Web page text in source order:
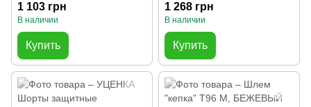
1 103 грн
В наличии
Купить
1 268 грн
В наличии
Купить